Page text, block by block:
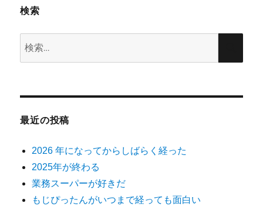
検索
索
最近の投稿
2026 年になってからしばらく経った
2025年が終わる
業務スーパーが好きだ
もじぴったんがいつまで経っても面白い